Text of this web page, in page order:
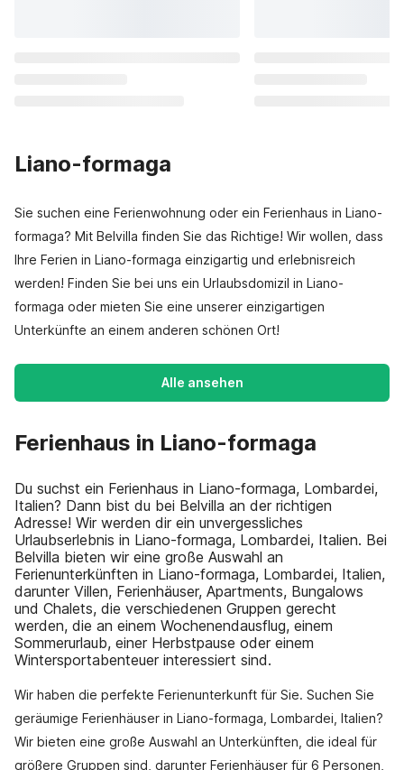
Liano-formaga
Sie suchen eine Ferienwohnung oder ein Ferienhaus in Liano-
formaga? Mit Belvilla finden Sie das Richtige! Wir wollen, dass
Ihre Ferien in Liano-formaga einzigartig und erlebnisreich
werden! Finden Sie bei uns ein Urlaubsdomizil in Liano-
formaga oder mieten Sie eine unserer einzigartigen
Unterkünfte an einem anderen schönen Ort!
Alle ansehen
Ferienhaus in Liano-formaga
Du suchst ein Ferienhaus in Liano-formaga, Lombardei,
Italien? Dann bist du bei Belvilla an der richtigen
Adresse! Wir werden dir ein unvergessliches
Urlaubserlebnis in Liano-formaga, Lombardei, Italien. Bei
Belvilla bieten wir eine große Auswahl an
Ferienunterkünften in Liano-formaga, Lombardei, Italien,
darunter Villen, Ferienhäuser, Apartments, Bungalows
und Chalets, die verschiedenen Gruppen gerecht
werden, die an einem Wochenendausflug, einem
Sommerurlaub, einer Herbstpause oder einem
Wintersportabenteuer interessiert sind.
Wir haben die perfekte Ferienunterkunft für Sie. Suchen Sie
geräumige Ferienhäuser in Liano-formaga, Lombardei, Italien?
Wir bieten eine große Auswahl an Unterkünften, die ideal für
größere Gruppen sind, darunter Ferienhäuser für 6 Personen,